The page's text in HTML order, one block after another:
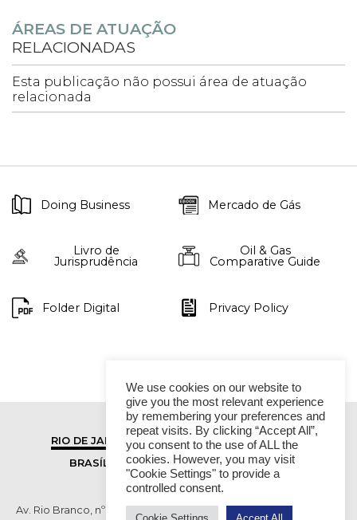
ÁREAS DE ATUAÇÃO
RELACIONADAS
Esta publicação não possui área de atuação
relacionada
Doing Business Mercado de Gás
Livro de
Jurisprudência
Oil & Gas
Comparative Guide
Folder Digital Privacy Policy
RIO DE JANEIRO
SÃO PAULO
BRASÍLIA
VITÓRIA
Av. Rio Branco, nº 01, 14º andar - Ed. RB1- Centro, Rio de Janeiro -
We use cookies on our website to
give you the most relevant experience
by remembering your preferences and
repeat visits. By clicking “Accept All”,
you consent to the use of ALL the
cookies. However, you may visit
"Cookie Settings" to provide a
controlled consent.